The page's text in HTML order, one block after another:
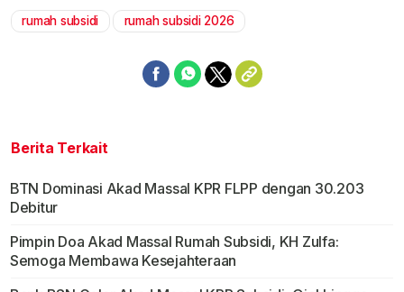
rumah subsidi rumah subsidi 2026
Berita Terkait
BTN Dominasi Akad Massal KPR FLPP dengan 30.203
Debitur
Pimpin Doa Akad Massal Rumah Subsidi, KH Zulfa:
Semoga Membawa Kesejahteraan